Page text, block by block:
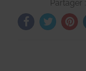
Partager :